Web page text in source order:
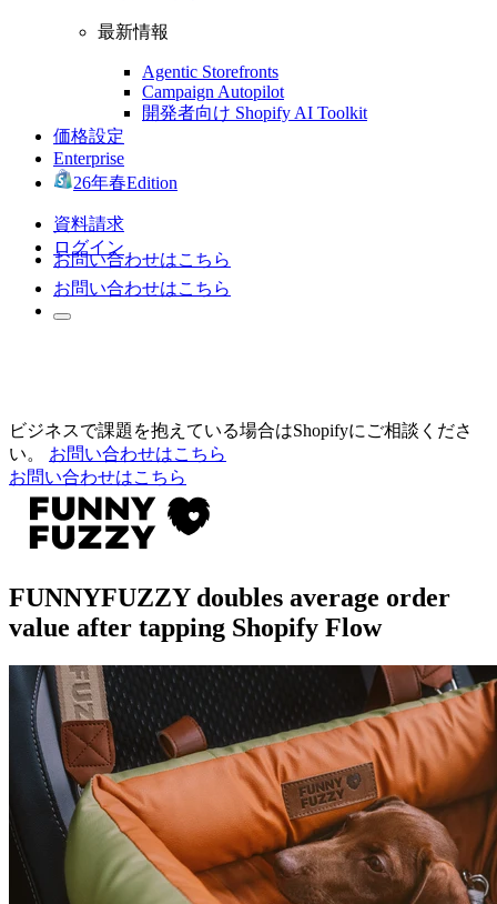
最新情報
Agentic Storefronts
Campaign Autopilot
開発者向け Shopify AI Toolkit
価格設定
Enterprise
26年春Edition
資料請求
ログイン
お問い合わせはこちら
お問い合わせはこちら
ビジネスで課題を抱えている場合はShopifyにご相談くださ
い。
お問い合わせはこちら
お問い合わせはこちら
FUNNYFUZZY doubles average order
value after tapping Shopify Flow